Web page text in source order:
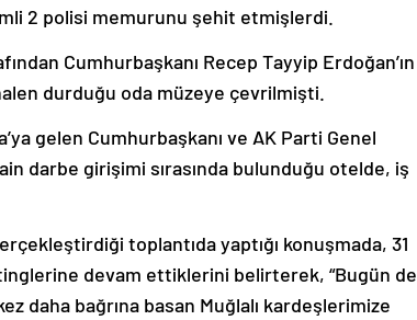
2 polisi memurunu şehit etmişlerdi.
Cumhurbaşkanı Recep Tayyip Erdoğan’ın
durduğu oda müzeye çevrilmişti.
gelen Cumhurbaşkanı ve AK Parti Genel
darbe girişimi sırasında bulunduğu otelde, iş
toplantıda yaptığı konuşmada, 31
devam ettiklerini belirterek, “Bugün de
daha bağrına basan Muğlalı kardeşlerimize